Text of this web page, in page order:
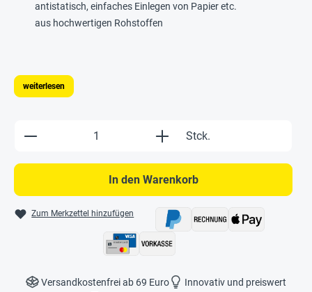
antistatisch, einfaches Einlegen von Papier etc.
aus hochwertigen Rohstoffen
weiterlesen
Produkt Anzahl: Gib den gewünschten
Stck.
In den Warenkorb
Zum Merkzettel hinzufügen
Versandkostenfrei ab 69 Euro
Innovativ und preiswert